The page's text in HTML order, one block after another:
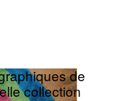
de
collection